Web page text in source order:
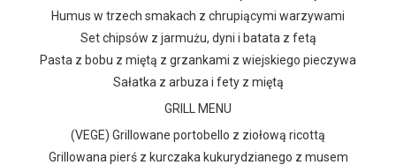
Humus w trzech smakach z chrupiącymi warzywami
Set chipsów z jarmużu, dyni i batata z fetą
Pasta z bobu z miętą z grzankami z wiejskiego pieczywa
Sałatka z arbuza i fety z miętą
GRILL MENU
(VEGE) Grillowane portobello z ziołową ricottą
Grillowana pierś z kurczaka kukurydzianego z musem